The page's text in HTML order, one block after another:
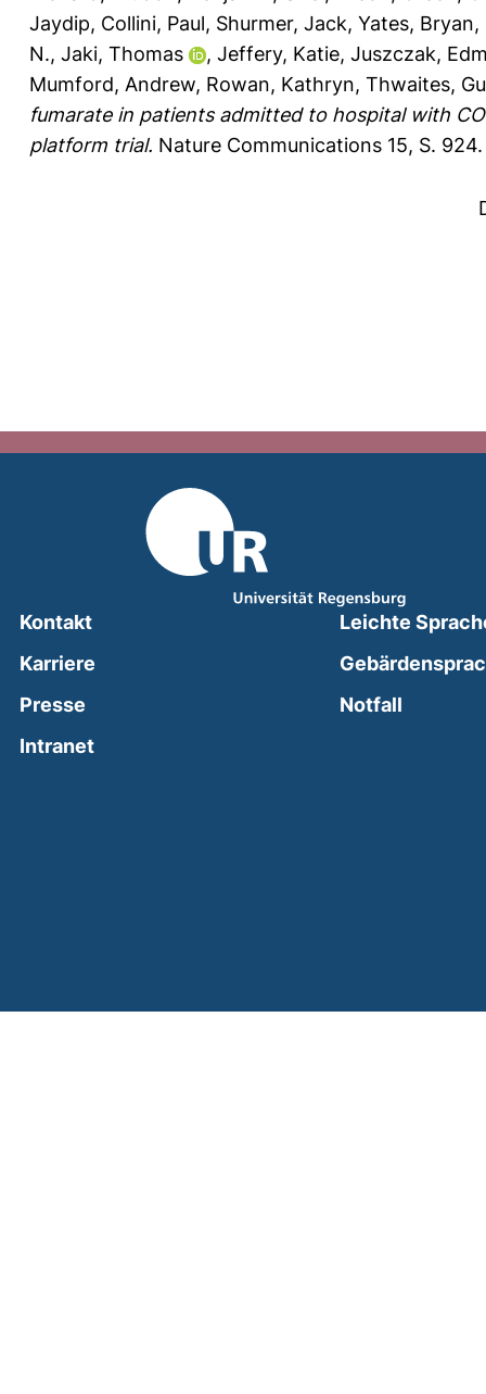
Jaydip, Collini, Paul, Shurmer, Jack, Yates, Bryan,
N., Jaki, Thomas , Jeffery, Katie, Juszczak,
Mumford, Andrew, Rowan, Kathryn, Thwaites,
fumarate in patients admitted to hospital with
platform trial. Nature Communications 15, S. 924.
Kontakt
Karriere
Presse
Intranet(external link, opens in a new window)
Leichte
Notfall